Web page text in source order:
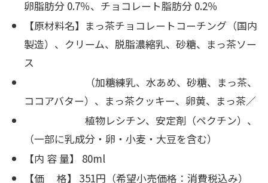
卵脂肪分 0.7％、チョコレート脂肪分 0.2％
【原材料名】まっ茶チョコレートコーチング（国内
製造）、クリーム、脱脂濃縮乳、砂糖、まっ茶ソー
ス
（加糖練乳、水あめ、砂糖、まっ茶、
ココアバター）、まっ茶クッキー、卵黄、まっ茶／
植物レシチン、安定剤（ペクチン）、
（一部に乳成分・卵・小麦・大豆を含む）
【内 容 量】 80ml
【価 格】 351円（希望小売価格：消費税込み）